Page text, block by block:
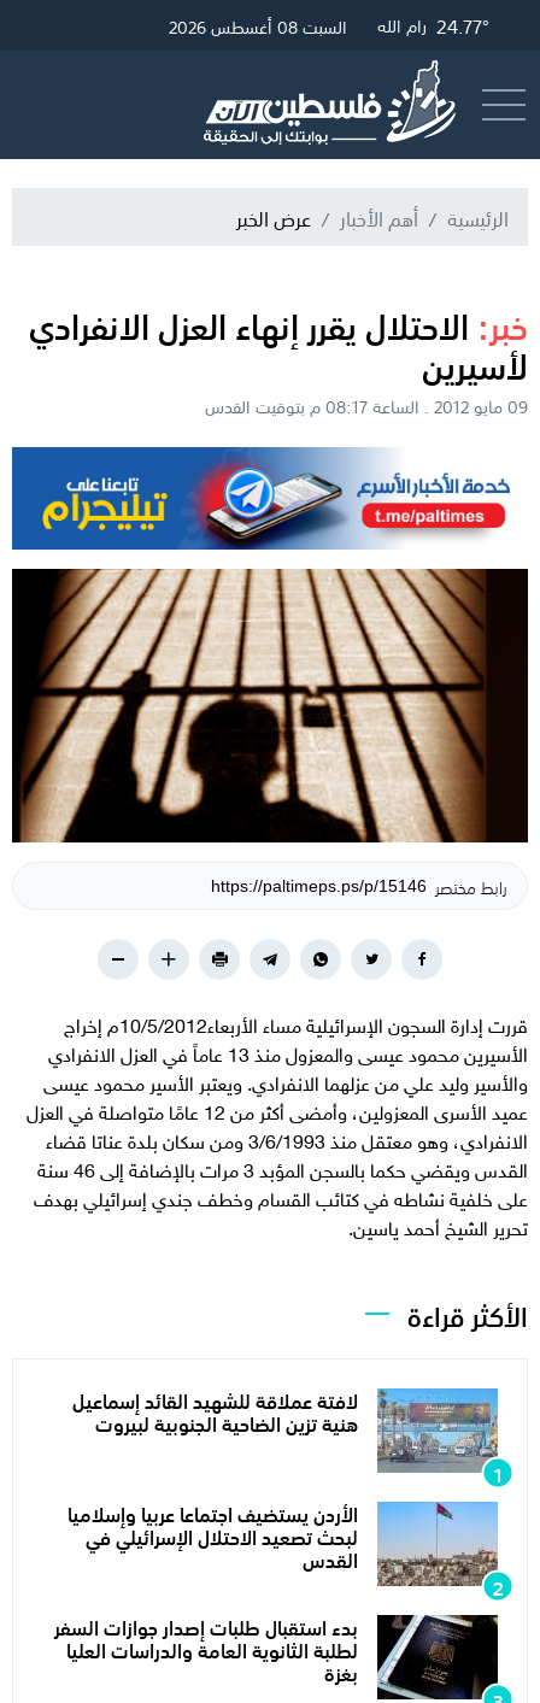
29.09° غزة 25.01° القدس 24.77° رام الله السبت 08 أغسطس 2026
الرئيسية أهم الأخبار عرض الخبر
خبر: الاحتلال يقرر إنهاء العزل الانفرادي
لأسيرين
09 مايو 2012 . الساعة 08:17 م بتوقيت القدس
رابط مختصر
قررت إدارة السجون الإسرائيلية مساء الأربعاء10/5/2012م إخراج
الأسيرين محمود عيسى والمعزول منذ 13 عاماً في العزل الانفرادي
والأسير وليد علي من عزلهما الانفرادي. ويعتبر الأسير محمود عيسى
عميد الأسرى المعزولين، وأمضى أكثر من 12 عامًا متواصلة في العزل
الانفرادي، وهو معتقل منذ 3/6/1993 ومن سكان بلدة عناتا قضاء
القدس ويقضي حكما بالسجن المؤبد 3 مرات بالإضافة إلى 46 سنة
على خلفية نشاطه في كتائب القسام وخطف جندي إسرائيلي بهدف
تحرير الشيخ أحمد ياسين.
الأكثر قراءة
لافتة عملاقة للشهيد القائد إسماعيل
هنية تزين الضاحية الجنوبية لبيروت
الأردن يستضيف اجتماعا عربيا وإسلاميا
لبحث تصعيد الاحتلال الإسرائيلي في
القدس
بدء استقبال طلبات إصدار جوازات السفر
لطلبة الثانوية العامة والدراسات العليا
بغزة